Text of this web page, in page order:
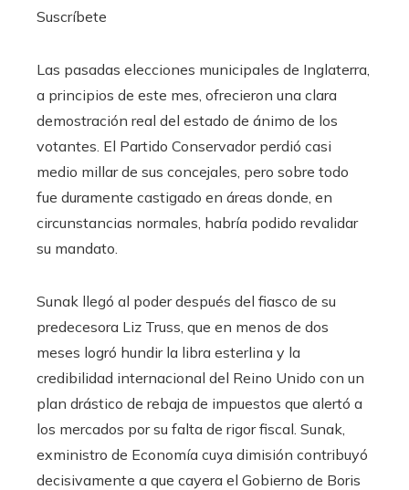
Suscríbete
Las pasadas elecciones municipales de Inglaterra,
a principios de este mes, ofrecieron una clara
demostración real del estado de ánimo de los
votantes. El Partido Conservador perdió casi
medio millar de sus concejales, pero sobre todo
fue duramente castigado en áreas donde, en
circunstancias normales, habría podido revalidar
su mandato.
Sunak llegó al poder después del fiasco de su
predecesora Liz Truss, que en menos de dos
meses logró hundir la libra esterlina y la
credibilidad internacional del Reino Unido con un
plan drástico de rebaja de impuestos que alertó a
los mercados por su falta de rigor fiscal. Sunak,
exministro de Economía cuya dimisión contribuyó
decisivamente a que cayera el Gobierno de Boris